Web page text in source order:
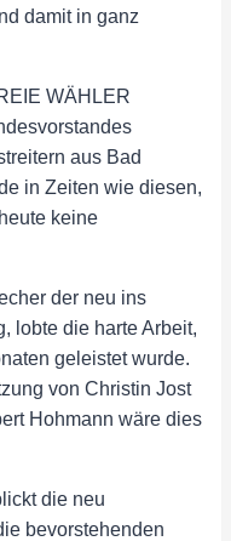
damit in ganz
WÄHLER
aus Bad
in Zeiten wie diesen,
keine
der neu ins
lobte die harte Arbeit,
geleistet wurde.
von Christin Jost
Hohmann wäre dies
die neu
bevorstehenden